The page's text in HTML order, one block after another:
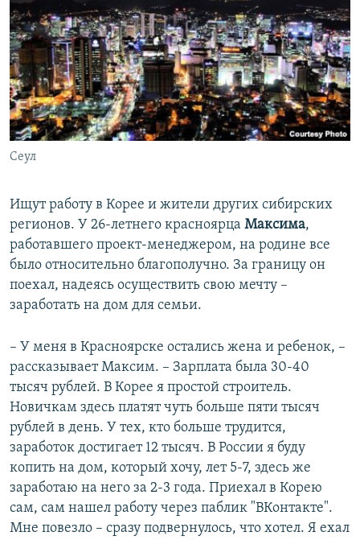
Сеул
​Ищут работу в Корее и жители других сибирских
регионов. У 26-летнего красноярца Максима,
работавшего проект-менеджером, на родине все
было относительно благополучно. За границу он
поехал, надеясь осуществить свою мечту –
заработать на дом для семьи.
– У меня в Красноярске остались жена и ребенок, –
рассказывает Максим. – Зарплата была 30-40
тысяч рублей. В Корее я простой строитель.
Новичкам здесь платят чуть больше пяти тысяч
рублей в день. У тех, кто больше трудится,
заработок достигает 12 тысяч. В России я буду
копить на дом, который хочу, лет 5-7, здесь же
заработаю на него за 2-3 года. Приехал в Корею
сам, сам нашел работу через паблик "ВКонтакте".
Мне повезло – сразу подвернулось, что хотел. Я ехал